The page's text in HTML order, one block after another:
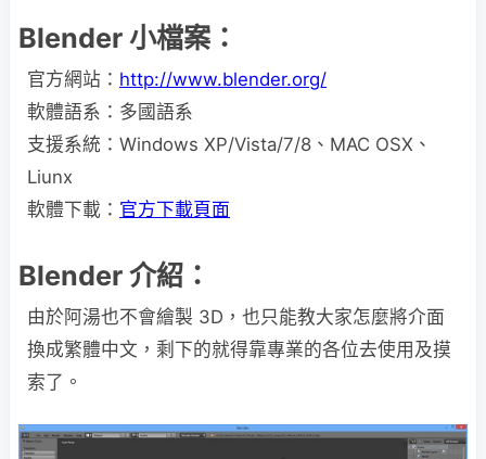
Blender 小檔案：
官方網站： http://www.blender.org/
軟體語系：多國語系
支援系統：Windows XP/Vista/7/8、MAC OSX、
Liunx
軟體下載： 官方下載頁面
Blender 介紹：
由於阿湯也不會繪製 3D，也只能教大家怎麼將介面
換成繁體中文，剩下的就得靠專業的各位去使用及摸
索了。